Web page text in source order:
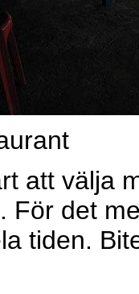
att välja
För det
tiden.